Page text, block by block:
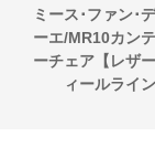
ミース･ファン･
ーエ/MR10カン
ーチェア【レザ
ィールライン